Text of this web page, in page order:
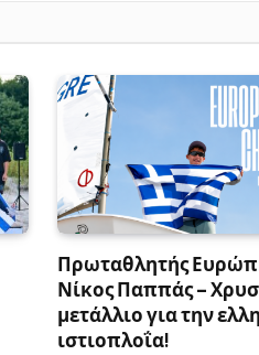
Πρωταθλητής
Νίκος Παππάς –
μετάλλιο για την
ιστιοπλοΐα!